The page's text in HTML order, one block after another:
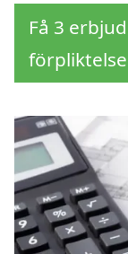
Få 3